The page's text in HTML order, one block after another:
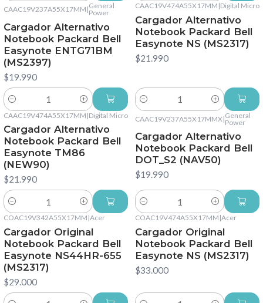
CAAC19V237A55X17MM |General
Power
Cargador Alternativo
Notebook Packard Bell
Easynote ENTG71BM
(MS2397)
$19.990
Cantidad
CAAC19V474A55X17MM |Digital Micro
Cargador Alternativo
Notebook Packard Bell
Easynote NS (MS2317)
$21.990
Cantidad
CAAC19V474A55X17MM |Digital Micro
Cargador Alternativo
Notebook Packard Bell
Easynote TM86
(NEW90)
$21.990
Cantidad
CAAC19V237A55X17MMX |General
Power
Cargador Alternativo
Notebook Packard Bell
DOT_S2 (NAV50)
$19.990
Cantidad
COAC19V342A55X17MM |Acer
Cargador Original
Notebook Packard Bell
Easynote NS44HR-655
(MS2317)
$29.000
COAC19V474A55X17MM |Acer
Cargador Original
Notebook Packard Bell
Easynote NS (MS2317)
$33.000